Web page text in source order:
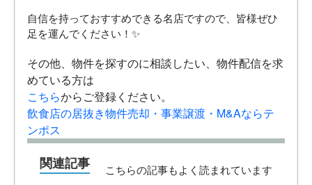
自信を持っておすすめできる名店ですので、皆様ぜひ
足を運んでください！✨
その他、物件を探すのに相談したい、物件配信を求
めている方は
こちらからご登録ください。
飲食店の居抜き物件売却・事業譲渡・M&Aならテ
ンポス
関連記事 こちらの記事もよく読まれています